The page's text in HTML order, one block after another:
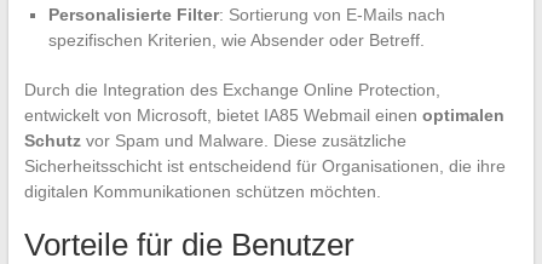
Personalisierte Filter: Sortierung von E-Mails nach
spezifischen Kriterien, wie Absender oder Betreff.
Durch die Integration des Exchange Online Protection,
entwickelt von Microsoft, bietet IA85 Webmail einen optimalen
Schutzvor Spam und Malware. Diese zusätzliche
Sicherheitsschicht ist entscheidend für Organisationen, die ihre
digitalen Kommunikationen schützen möchten.
Vorteile für die Benutzer